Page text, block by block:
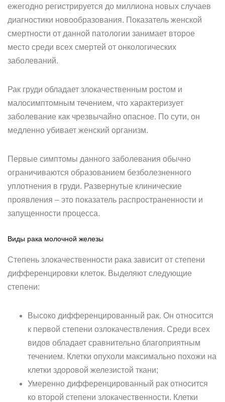
ежегодно регистрируется до миллиона новых случаев
диагностики новообразования. Показатель женской
смертности от данной патологии занимает второе
место среди всех смертей от онкологических
заболеваний.
Рак груди обладает злокачественным ростом и
малосимптомным течением, что характеризует
заболевание как чрезвычайно опасное. По сути, он
медленно убивает женский организм.
Первые симптомы данного заболевания обычно
ограничиваются образованием безболезненного
уплотнения в груди. Развернутые клинические
проявления – это показатель распространенности и
запущенности процесса.
Виды рака молочной железы
Степень злокачественности рака зависит от степени
дифференцировки клеток. Выделяют следующие
степени:
Высоко дифференцированный рак. Он относится
к первой степени озлокачествления. Среди всех
видов обладает сравнительно благоприятным
течением. Клетки опухоли максимально похожи на
клетки здоровой железистой ткани;
Умеренно дифференцированный рак относится
ко второй степени злокачественности. Клетки